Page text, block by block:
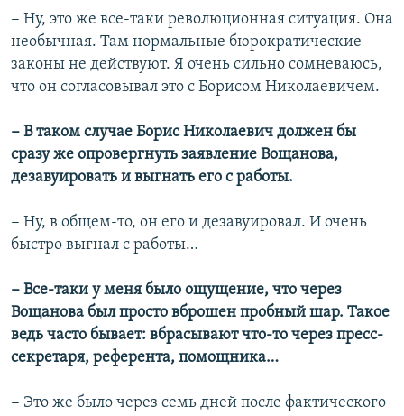
− Ну, это же все-таки революционная ситуация. Она
необычная. Там нормальные бюрократические
законы не действуют. Я очень сильно сомневаюсь,
что он согласовывал это с Борисом Николаевичем.
− В таком случае Борис Николаевич должен бы
сразу же опровергнуть заявление Вощанова,
дезавуировать и выгнать его с работы.
− Ну, в общем-то, он его и дезавуировал. И очень
быстро выгнал с работы…
− Все-таки у меня было ощущение, что через
Вощанова был просто вброшен пробный шар. Такое
ведь часто бывает: вбрасывают что-то через пресс-
секретаря, референта, помощника…
− Это же было через семь дней после фактического